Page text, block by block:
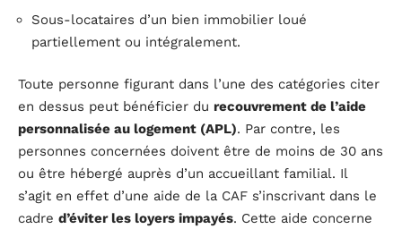
Sous-locataires d’un bien immobilier loué
partiellement ou intégralement.
Toute personne figurant dans l’une des catégories citer
en dessus peut bénéficier du recouvrement de l’aide
personnalisée au logement (APL). Par contre, les
personnes concernées doivent être de moins de 30 ans
ou être hébergé auprès d’un accueillant familial. Il
s’agit en effet d’une aide de la CAF s’inscrivant dans le
cadre d’éviter les loyers impayés. Cette aide concerne